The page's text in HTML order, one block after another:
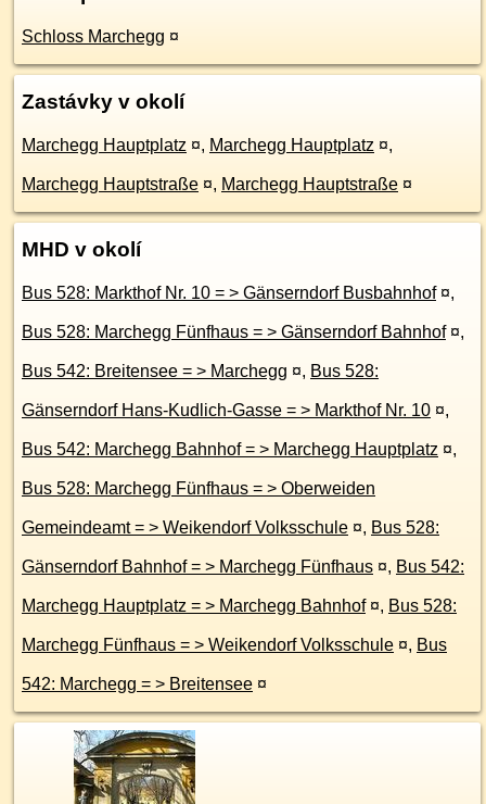
Schloss Marchegg ¤
Zastávky v okolí
Marchegg Hauptplatz ¤, Marchegg Hauptplatz ¤,
Marchegg Hauptstraße ¤, Marchegg Hauptstraße ¤
MHD v okolí
Bus 528: Markthof Nr. 10 = > Gänserndorf Busbahnhof ¤,
Bus 528: Marchegg Fünfhaus = > Gänserndorf Bahnhof ¤,
Bus 542: Breitensee = > Marchegg ¤, Bus 528:
Gänserndorf Hans-Kudlich-Gasse = > Markthof Nr. 10 ¤,
Bus 542: Marchegg Bahnhof = > Marchegg Hauptplatz ¤,
Bus 528: Marchegg Fünfhaus = > Oberweiden
Gemeindeamt = > Weikendorf Volksschule ¤, Bus 528:
Gänserndorf Bahnhof = > Marchegg Fünfhaus ¤, Bus 542:
Marchegg Hauptplatz = > Marchegg Bahnhof ¤, Bus 528:
Marchegg Fünfhaus = > Weikendorf Volksschule ¤, Bus
542: Marchegg = > Breitensee ¤